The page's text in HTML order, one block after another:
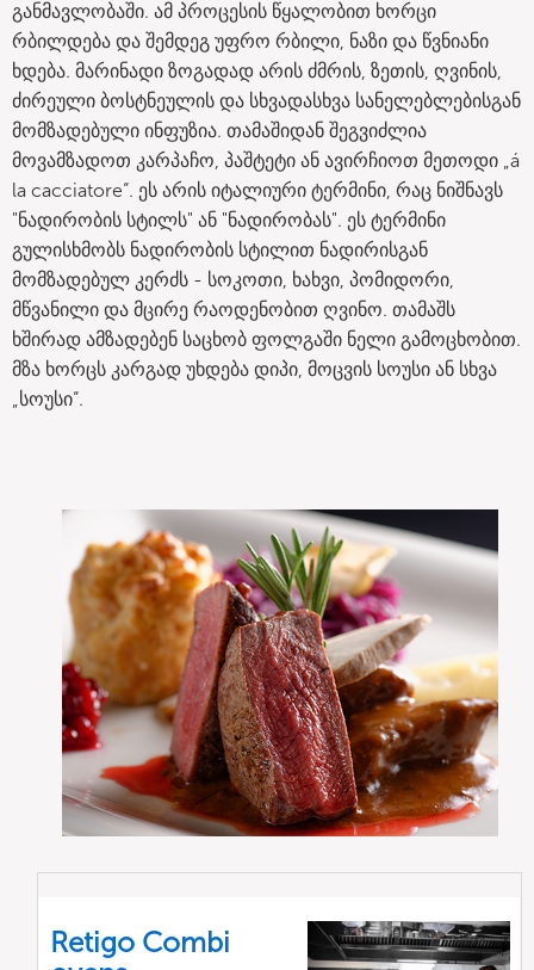
განმავლობაში. ამ პროცესის წყალობით ხორცი
რბილდება და შემდეგ უფრო რბილი, ნაზი და წვნიანი
ხდება. მარინადი ზოგადად არის ძმრის, ზეთის, ღვინის,
ძირეული ბოსტნეულის და სხვადასხვა სანელებლებისგან
მომზადებული ინფუზია. თამაშიდან შეგვიძლია
მოვამზადოთ კარპაჩო, პაშტეტი ან ავირჩიოთ მეთოდი „á
la cacciatore“. ეს არის იტალიური ტერმინი, რაც ნიშნავს
"ნადირობის სტილს" ან "ნადირობას". ეს ტერმინი
გულისხმობს ნადირობის სტილით ნადირისგან
მომზადებულ კერძს - სოკოთი, ხახვი, პომიდორი,
მწვანილი და მცირე რაოდენობით ღვინო. თამაშს
ხშირად ამზადებენ საცხობ ფოლგაში ნელი გამოცხობით.
მზა ხორცს კარგად უხდება დიპი, მოცვის სოუსი ან სხვა
„სოუსი“.
Retigo Combi